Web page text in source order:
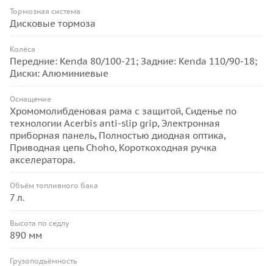
Тормозная система
Дисковые тормоза
Колёса
Передние: Kenda 80/100-21; Задние: Kenda 110/90-18;
Диски: Алюминиевые
Оснащение
Хромомолибденовая рама с защитой, Сиденье по
технологии Acerbis anti-slip grip, Электронная
приборная панель, Полностью диодная оптика,
Приводная цепь Choho, Короткоходная ручка
акселератора.
Объём топливного бака
7 л.
Высота по седлу
890 мм
Грузоподъёмность